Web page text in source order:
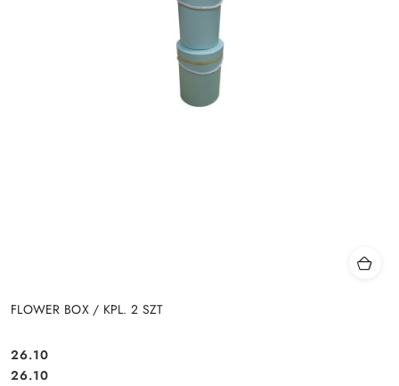
FLOWER BOX / KPL. 2 SZT
Cena:
26.10
Cena:
26.10